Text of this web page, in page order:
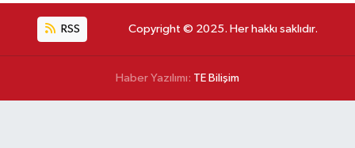
RSS Copyright © 2025. Her hakkı saklıdır.
Haber Yazılımı: TE Bilişim